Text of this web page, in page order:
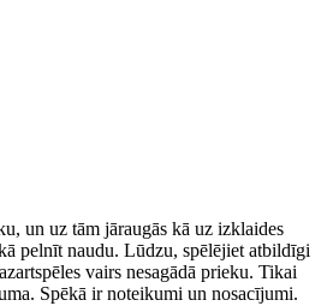
un uz tām jāraugās kā uz izklaides
pelnīt naudu. Lūdzu, spēlējiet atbildīgi
vairs nesagādā prieku. Tikai
Spēkā ir noteikumi un nosacījumi.